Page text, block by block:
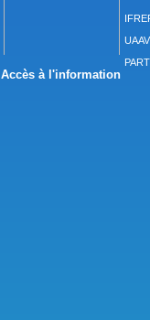
Accès à l'information